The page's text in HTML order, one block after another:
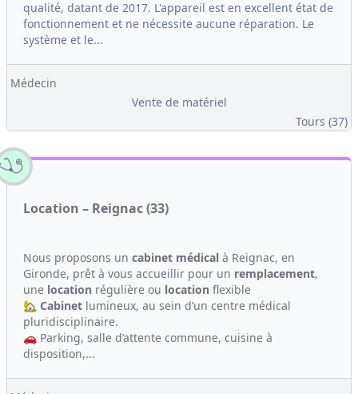
qualité, datant de 2017. L'appareil est en excellent état de
fonctionnement et ne nécessite aucune réparation. Le
système et le...
Médecin
Vente de matériel
Tours (37)
Location – Reignac (33)
Nous proposons un cabinet médical à Reignac, en
Gironde, prêt à vous accueillir pour un remplacement,
une location régulière ou location flexible
🏡 Cabinet lumineux, au sein d’un centre médical
pluridisciplinaire.
🚗 Parking, salle d’attente commune, cuisine à
disposition,...